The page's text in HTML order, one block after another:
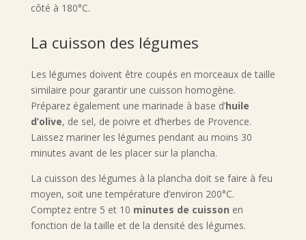
côté à 180°C.
La cuisson des légumes
Les légumes doivent être coupés en morceaux de taille
similaire pour garantir une cuisson homogène.
Préparez également une marinade à base d’huile
d’olive, de sel, de poivre et d’herbes de Provence.
Laissez mariner les légumes pendant au moins 30
minutes avant de les placer sur la plancha.
La cuisson des légumes à la plancha doit se faire à feu
moyen, soit une température d’environ 200°C.
Comptez entre 5 et 10 minutes de cuisson en
fonction de la taille et de la densité des légumes.